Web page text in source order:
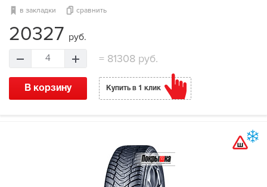
в закладки сравнить
20327 руб.
4 = 81308 руб.
В корзину Купить в 1 клик